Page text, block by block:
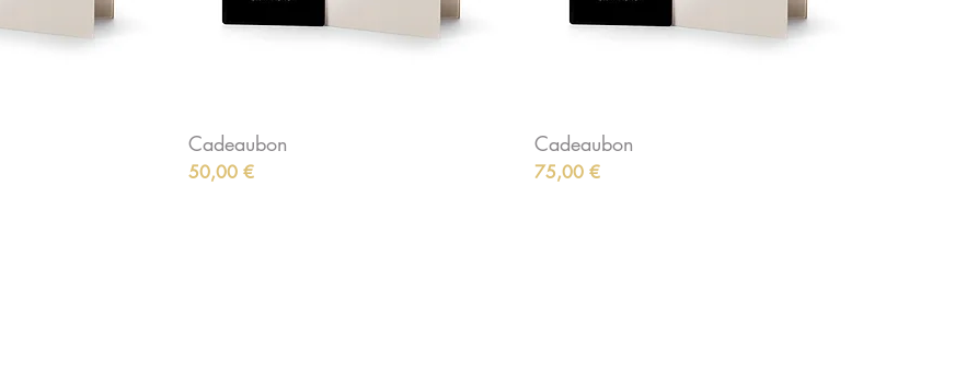
Cadeaubon
Preis
50,00 €
Cadeaubon
Preis
75,00 €